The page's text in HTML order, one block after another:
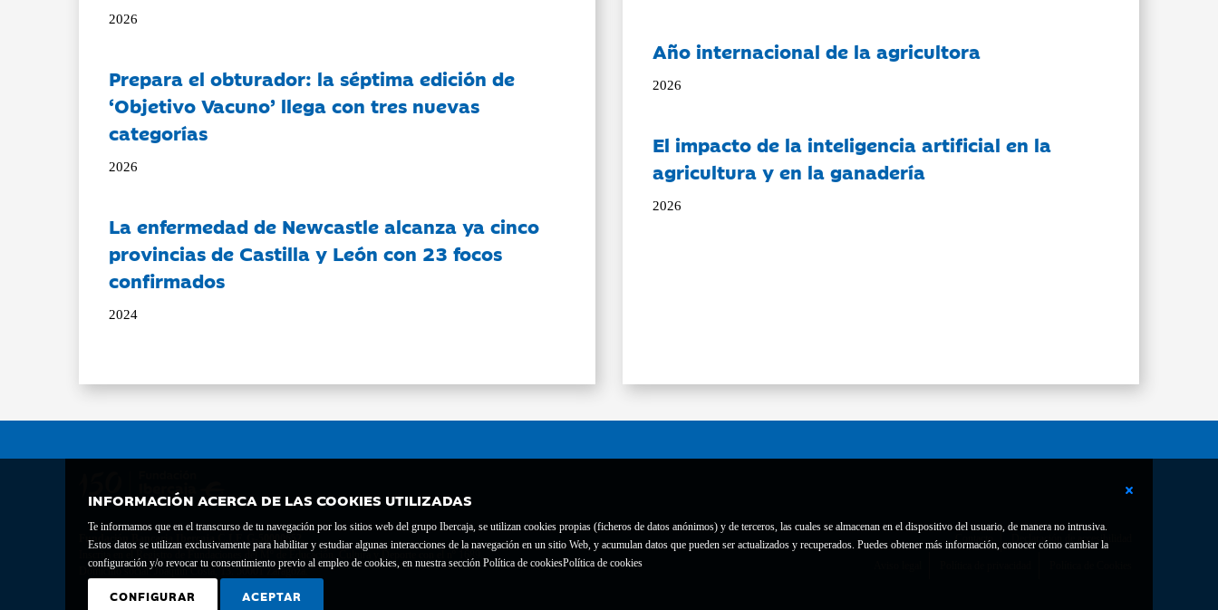
INFORMACIÓN ACERCA DE LAS COOKIES UTILIZADAS
Te informamos que en el transcurso de tu navegación por los sitios web del grupo Ibercaja, se utilizan cookies propias (ficheros de datos anónimos) y de terceros, las cuales se almacenan en el dispositivo del usuario, de manera no intrusiva.
Estos datos se utilizan exclusivamente para habilitar y estudiar algunas interacciones de la navegación en un sitio Web, y acumulan datos que pueden ser actualizados y recuperados. Puedes obtener más información, conocer cómo cambiar la
configuración y/o revocar tu consentimiento previo al empleo de cookies, en nuestra sección Política de cookiesPolítica de cookies
CONFIGURAR ACEPTAR
2026
Prepara el obturador: la séptima edición de
‘Objetivo Vacuno’ llega con tres nuevas
categorías
2026
La enfermedad de Newcastle alcanza ya cinco
provincias de Castilla y León con 23 focos
confirmados
2024
Año internacional de la agricultora
2026
El impacto de la inteligencia artificial en la
agricultura y en la ganadería
2026
Fundación Bancaria Ibercaja C.I.F. G-50000652.
Inscrita en el Registro de Fundaciones del Mº de Educación, Cultura y Deporte con el nº 1689.
Domicilio social: Joaquín Costa, 13. 50001 Zaragoza.
Contacto Declaración de accesibilidad